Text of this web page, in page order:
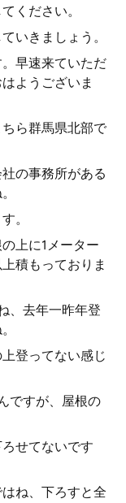
ください。
いきましょう。
早速来ていただ
ようございま
ら群馬県北部で
の事務所がある
。
上に1メーター
積もっておりま
、去年一昨年登
登ってない感じ
ですが、屋根の
せてないです
ね、下ろすと全